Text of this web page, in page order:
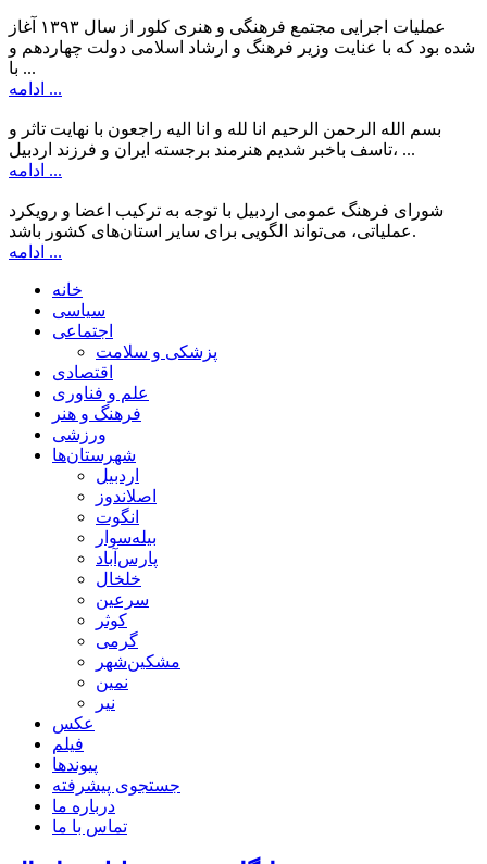
عملیات اجرایی مجتمع فرهنگی و هنری کلور از سال ۱۳۹۳ آغاز
شده بود که با عنایت وزیر فرهنگ و ارشاد اسلامی دولت چهاردهم و
با ...
ادامه ...
بسم الله الرحمن الرحیم انا لله و انا الیه راجعون با نهایت تاثر و
تاسف باخبر شدیم هنرمند برجسته ایران و فرزند اردبیل، ...
ادامه ...
شورای فرهنگ عمومی اردبیل با توجه به ترکیب اعضا و رویکرد
عملیاتی، می‌تواند الگویی برای سایر استان‌های کشور باشد.
ادامه ...
خانه
سیاسی
اجتماعی
پزشکی و سلامت
اقتصادی
علم و فناوری
فرهنگ و هنر
ورزشی
شهرستان‌ها
اردبیل
اصلاندوز
انگوت
بیله‌سوار
پارس‌آباد
خلخال
سرعین
کوثر
گرمی
مشکین‌شهر
نمین
نیر
عکس
فیلم
پیوندها
جستجوی پیشرفته
درباره ما
تماس با ما